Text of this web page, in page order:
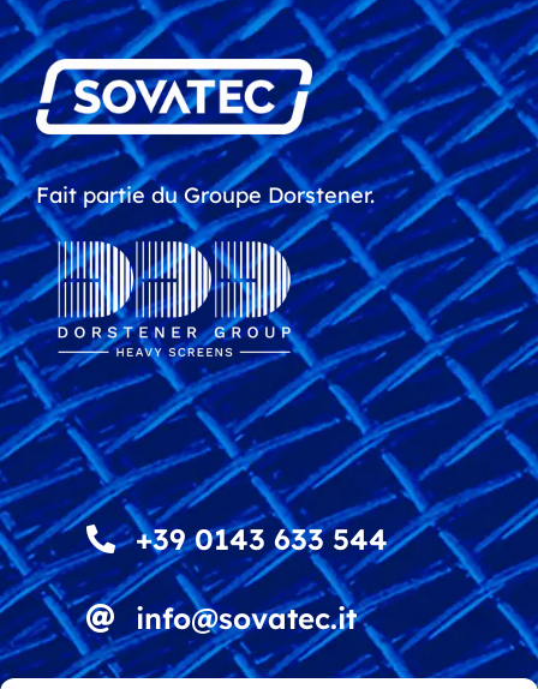
Fait partie du Groupe Dorstener.
+39 0143 633 544
info@sovatec.it